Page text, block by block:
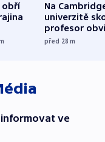
obří
Na
univerzitě
profesor
plagiátorství
před 28m
informovat ve